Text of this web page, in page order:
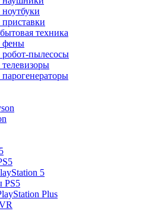
техника
фены
пылесосы
5
PS5
Plus